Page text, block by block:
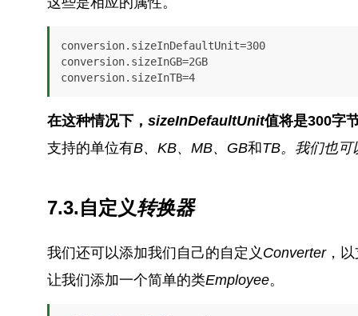
conversion.sizeInDefaultUnit=300
conversion.sizeInGB=2GB
conversion.sizeInTB=4
在这种情况下， sizeInDefaultUnit值将是300字
支持的单位有B、KB、MB、GB和TB。 我们也可
7.3.自定义转换器
我们还可以添加我们自己的自定义 Converter，以
让我们添加一个简单的类Employee。